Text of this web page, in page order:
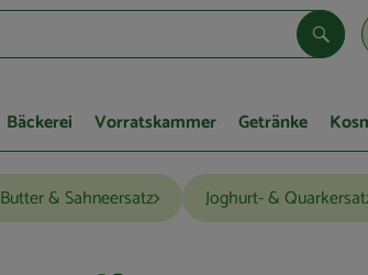
Suchen
Bäckerei Vorratskammer Getränke
Butter & Sahneersatz Joghurt- &